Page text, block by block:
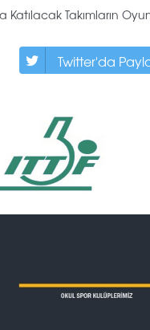
Takımların
Twitter'da